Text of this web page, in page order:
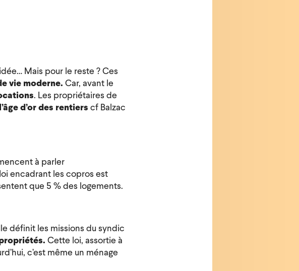
Mais pour le reste ? Ces
vie moderne.Car, avant le
. Les propriétaires de
d’or des rentiers cf Balzac
à parler
encadrant les copros est
que 5 % des logements.
définit les missions du syndic
Cette loi, assortie à
c’est même un ménage